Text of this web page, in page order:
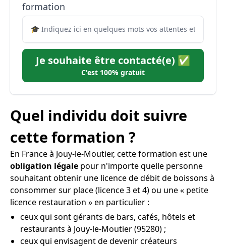
formation
Je souhaite être contacté(e) ✅
C'est 100% gratuit
Quel individu doit suivre
cette formation ?
En France à Jouy-le-Moutier, cette formation est une
obligation légale pour n'importe quelle personne
souhaitant obtenir une licence de débit de boissons à
consommer sur place (licence 3 et 4) ou une « petite
licence restauration » en particulier :
ceux qui sont gérants de bars, cafés, hôtels et
restaurants à Jouy-le-Moutier (95280) ;
ceux qui envisagent de devenir créateurs